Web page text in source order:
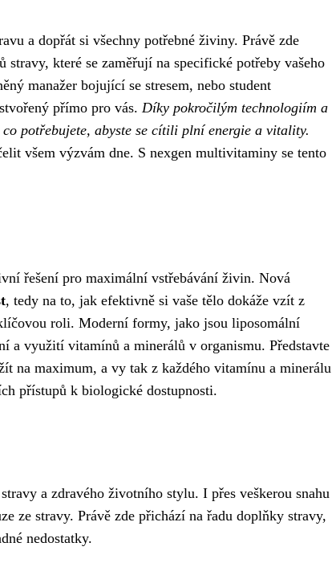
a dopřát si všechny potřebné živiny. Právě zde
stravy, které se zaměřují na specifické potřeby vašeho
manažer bojující se stresem, nebo student
přímo pro vás. Díky pokročilým technologiím a
potřebujete, abyste se cítili plní energie a vitality.
všem výzvám dne. S nexgen multivitaminy se tento
řešení pro maximální vstřebávání živin. Nová
, tedy na to, jak efektivně si vaše tělo dokáže vzít z
roli. Moderní formy, jako jsou liposomální
a využití vitamínů a minerálů v organismu. Představte
na maximum, a vy tak z každého vitamínu a minerálu
přístupů k biologické dostupnosti.
a zdravého životního stylu. I přes veškerou snahu
ze stravy. Právě zde přichází na řadu doplňky stravy,
nedostatky.